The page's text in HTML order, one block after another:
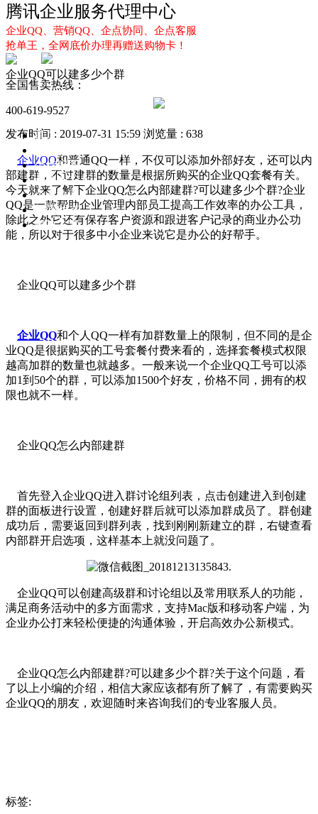
腾讯企业服务代理中心
企业QQ、营销QQ、企点协同、企点客服
抢单王，全网底价办理再赠送购物卡！
全国售卖热线：
400-619-9527
首页
企点服务
企业QQ2.0
企点协同
新闻动态
解决方案
企业QQ可以建多少个群
发布时间 : 2019-07-31 15:59 浏览量 : 638
企业QQ和普通QQ一样，不仅可以添加外部好友，还可以内
部建群，不过建群的数量是根据所购买的企业QQ套餐有关。
今天就来了解下企业QQ怎么内部建群?可以建多少个群?企业
QQ是一款帮助企业管理内部员工提高工作效率的办公工具，
除此之外它还有保存客户资源和跟进客户记录的商业办公功
能，所以对于很多中小企业来说它是办公的好帮手。
企业QQ可以建多少个群
企业QQ和个人QQ一样有加群数量上的限制，但不同的是企
业QQ是很据购买的工号套餐付费来看的，选择套餐模式权限
越高加群的数量也就越多。一般来说一个企业QQ工号可以添
加1到50个的群，可以添加1500个好友，价格不同，拥有的权
限也就不一样。
企业QQ怎么内部建群
首先登入企业QQ进入群讨论组列表，点击创建进入到创建
群的面板进行设置，创建好群后就可以添加群成员了。群创建
成功后，需要返回到群列表，找到刚刚新建立的群，右键查看
内部群开启选项，这样基本上就没问题了。
企业QQ可以创建高级群和讨论组以及常用联系人的功能，
满足商务活动中的多方面需求，支持Mac版和移动客户端，为
企业办公打来轻松便捷的沟通体验，开启高效办公新模式。
企业QQ怎么内部建群?可以建多少个群?关于这个问题，看
了以上小编的介绍，相信大家应该都有所了解了，有需要购买
企业QQ的朋友，欢迎随时来咨询我们的专业客服人员。
标签: